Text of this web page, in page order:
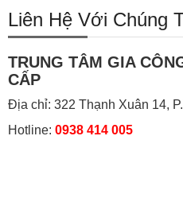
Liên Hệ Với Chúng
TRUNG TÂM GIA
CẤP
Địa chỉ: 322 Thạnh Xuân 14,
Hotline: 0938 414 005